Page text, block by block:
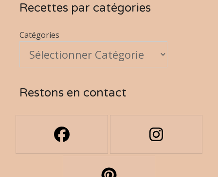
Recettes par catégories
Catégories
Restons en contact